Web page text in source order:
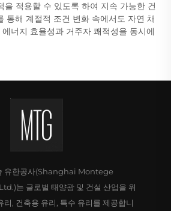
을 적용할 수 있도록 하여 지속 가능한 건
통해 계절적 조건 변화 속에서도 자연 채
너지 효율성과 거주자 쾌적성을 동시에
유한공사(Shanghai Montege
는 글로벌 태양광 및 건설 산업을 위
리, 건축용 유리, 특수 유리를 제공합니